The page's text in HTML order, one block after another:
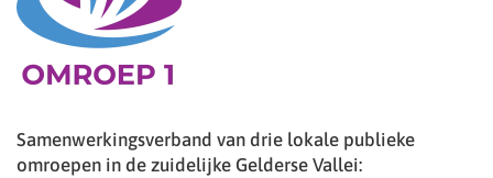
Samenwerkingsverband van drie lokale publieke
omroepen in de zuidelijke Gelderse Vallei: